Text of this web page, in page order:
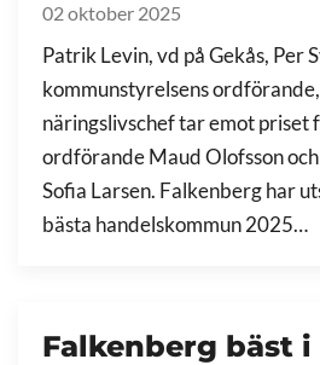
02 oktober 2025
Patrik Levin, vd på Gekås, Per
kommunstyrelsens
näringslivschef tar emot priset
ordförande Maud Olofsson och
Sofia Larsen. Falkenberg har
bästa handelskommun 2025…
Falkenberg bäst